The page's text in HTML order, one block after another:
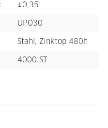
±0,35
UPO30
Stahl, Zinktop 480h
4000 ST